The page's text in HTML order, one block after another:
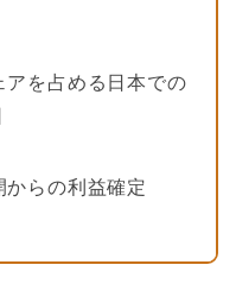
を占める日本での
らの利益確定